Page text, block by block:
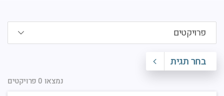
בחר תגית
נמצאו 0 פרויקטים